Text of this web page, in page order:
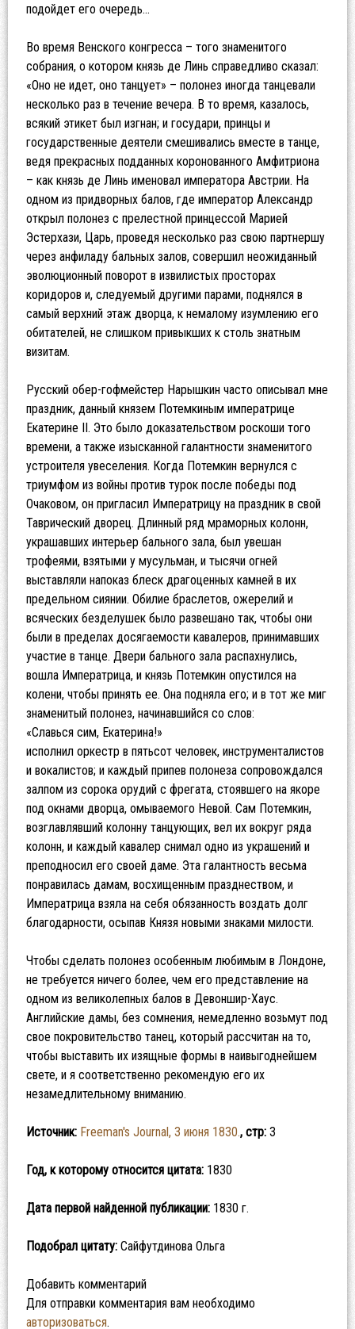
подойдет его очередь…
Во время Венского конгресса – того знаменитого
собрания, о котором князь де Линь справедливо сказал:
«Оно не идет, оно танцует» – полонез иногда танцевали
несколько раз в течение вечера. В то время, казалось,
всякий этикет был изгнан; и государи, принцы и
государственные деятели смешивались вместе в танце,
ведя прекрасных подданных коронованного Амфитриона
– как князь де Линь именовал императора Австрии. На
одном из придворных балов, где император Александр
открыл полонез с прелестной принцессой Марией
Эстерхази, Царь, проведя несколько раз свою партнершу
через анфиладу бальных залов, совершил неожиданный
эволюционный поворот в извилистых просторах
коридоров и, следуемый другими парами, поднялся в
самый верхний этаж дворца, к немалому изумлению его
обитателей, не слишком привыкших к столь знатным
визитам.
Русский обер-гофмейстер Нарышкин часто описывал мне
праздник, данный князем Потемкиным императрице
Екатерине II. Это было доказательством роскоши того
времени, а также изысканной галантности знаменитого
устроителя увеселения. Когда Потемкин вернулся с
триумфом из войны против турок после победы под
Очаковом, он пригласил Императрицу на праздник в свой
Таврический дворец. Длинный ряд мраморных колонн,
украшавших интерьер бального зала, был увешан
трофеями, взятыми у мусульман, и тысячи огней
выставляли напоказ блеск драгоценных камней в их
предельном сиянии. Обилие браслетов, ожерелий и
всяческих безделушек было развешано так, чтобы они
были в пределах досягаемости кавалеров, принимавших
участие в танце. Двери бального зала распахнулись,
вошла Императрица, и князь Потемкин опустился на
колени, чтобы принять ее. Она подняла его; и в тот же миг
знаменитый полонез, начинавшийся со слов:
«Славься сим, Екатерина!»
исполнил оркестр в пятьсот человек, инструменталистов
и вокалистов; и каждый припев полонеза сопровождался
залпом из сорока орудий с фрегата, стоявшего на якоре
под окнами дворца, омываемого Невой. Сам Потемкин,
возглавлявший колонну танцующих, вел их вокруг ряда
колонн, и каждый кавалер снимал одно из украшений и
преподносил его своей даме. Эта галантность весьма
понравилась дамам, восхищенным празднеством, и
Императрица взяла на себя обязанность воздать долг
благодарности, осыпав Князя новыми знаками милости.
Чтобы сделать полонез особенным любимым в Лондоне,
не требуется ничего более, чем его представление на
одном из великолепных балов в Девоншир-Хаус.
Английские дамы, без сомнения, немедленно возьмут под
свое покровительство танец, который рассчитан на то,
чтобы выставить их изящные формы в наивыгоднейшем
свете, и я соответственно рекомендую его их
незамедлительному вниманию.
Источник: Freeman's Journal, 3 июня 1830., стр: 3
Год, к которому относится цитата: 1830
Дата первой найденной публикации: 1830 г.
Подобрал цитату: Сайфутдинова Ольга
Добавить комментарий
Для отправки комментария вам необходимо
авторизоваться.